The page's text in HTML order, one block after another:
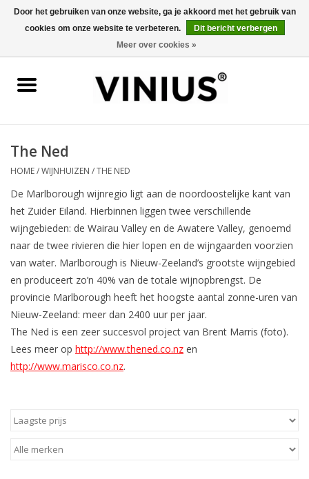
0 Artikelen - €0,00
Wijn per kleur/soort
Wijnproeverij
Over Vinius
Wijnhuizen
Aanbieding
The Ned
HOME/WIJNHUIZEN /THE NED
De Marlborough wijnregio ligt aan de noordoostelijke kant van
het Zuider Eiland. Hierbinnen liggen twee verschillende
wijngebieden: de Wairau Valley en de Awatere Valley, genoemd
naar de twee rivieren die hier lopen en de wijngaarden voorzien
van water. Marlborough is Nieuw-Zeeland’s grootste wijngebied
en produceert zo’n 40% van de totale wijnopbrengst. De
provincie Marlborough heeft het hoogste aantal zonne-uren van
Nieuw-Zeeland: meer dan 2400 uur per jaar.
The Ned is een zeer succesvol project van Brent Marris (foto).
Lees meer op http://www.thened.co.nz en
http://www.marisco.co.nz.
Door het gebruiken van onze website, ga je akkoord met het gebruik van
cookies om onze website te verbeteren.
Dit bericht verbergen
Meer over cookies »